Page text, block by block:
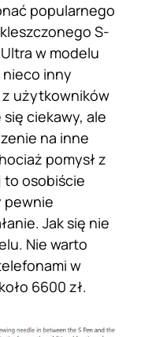
popularnego
S-
w modelu
nieco inny
użytkowników
ciekawy, ale
na inne
pomysł z
to osobiście
pewnie
Jak się nie
Nie warto
w
6600 zł.